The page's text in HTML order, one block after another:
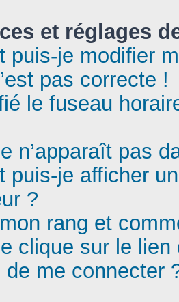
et réglages
puis-je modifier
pas correcte !
le fuseau
n’apparaît pas
puis-je afficher
?
rang et
clique sur le lien
de me connecter